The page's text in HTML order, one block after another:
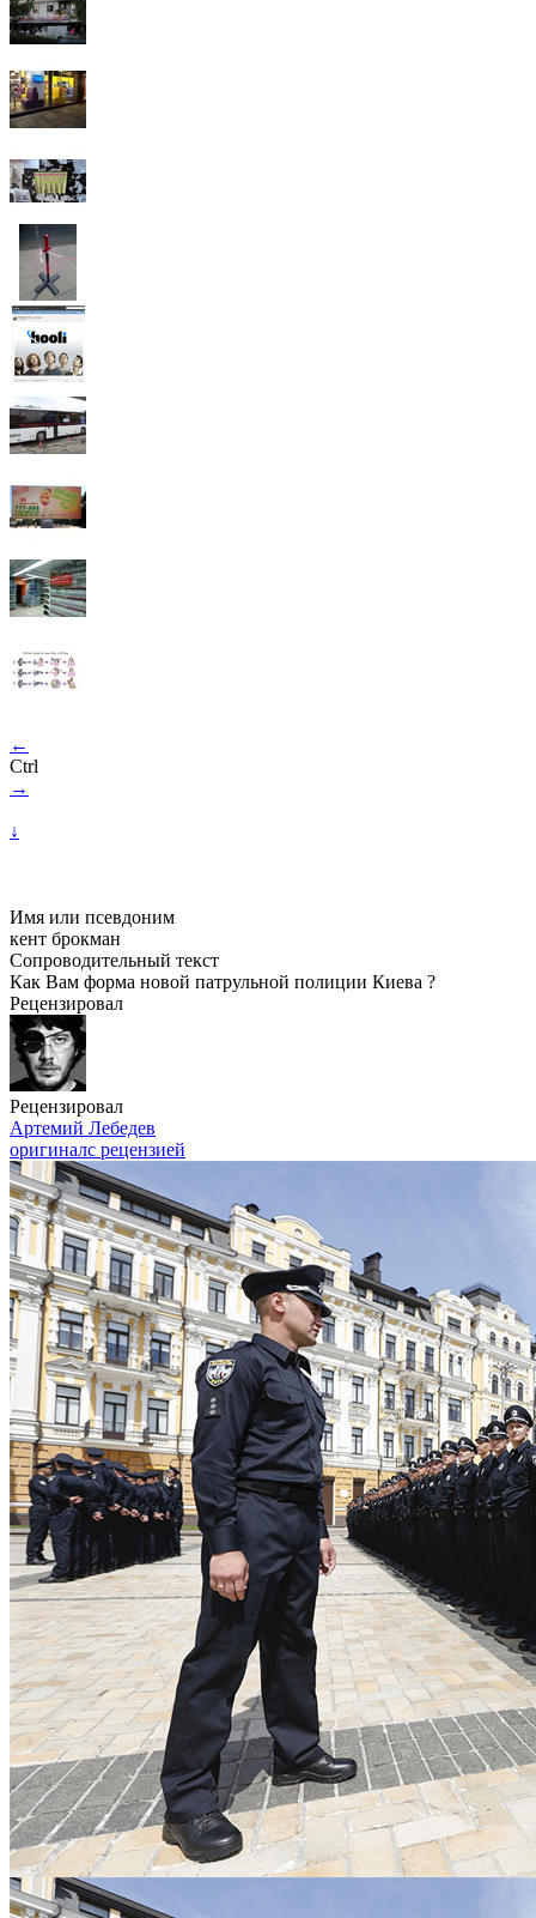
←
Ctrl
→
↓
Имя или псевдоним
кент брокман
Сопроводительный текст
Как Вам форма новой патрульной полиции Киева ?
Рецензировал
Рецензировал
Артемий Лебедев
оригиналс рецензией